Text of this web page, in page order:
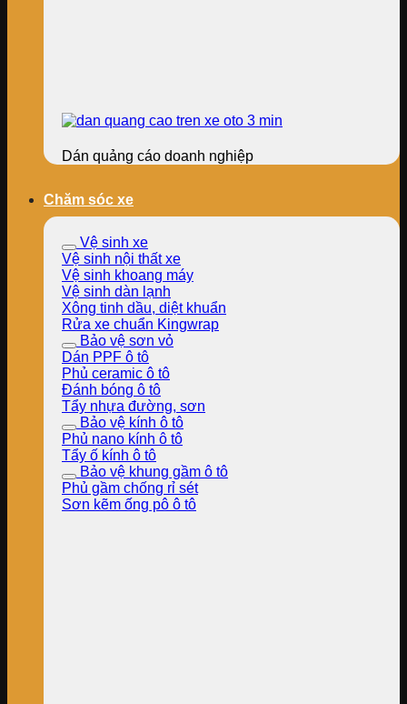
Dán quảng cáo doanh nghiệp
Chăm sóc xe
Vệ sinh xe
Vệ sinh nội thất xe
Vệ sinh khoang máy
Vệ sinh dàn lạnh
Xông tinh dầu, diệt khuẩn
Rửa xe chuẩn Kingwrap
Bảo vệ sơn vỏ
Dán PPF ô tô
Phủ ceramic ô tô
Đánh bóng ô tô
Tẩy nhựa đường, sơn
Bảo vệ kính ô tô
Phủ nano kính ô tô
Tẩy ố kính ô tô
Bảo vệ khung gầm ô tô
Phủ gầm chống rỉ sét
Sơn kẽm ống pô ô tô